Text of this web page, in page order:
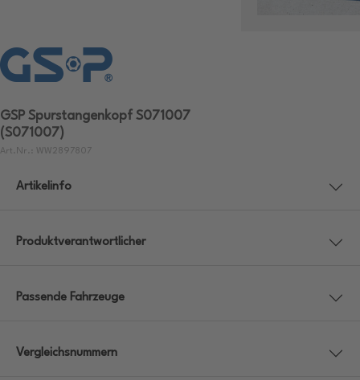
GSP Spurstangenkopf S071007
(S071007)
Art.Nr.: WW2897807
Artikelinfo
Produktverantwortlicher
Passende Fahrzeuge
Vergleichsnummern